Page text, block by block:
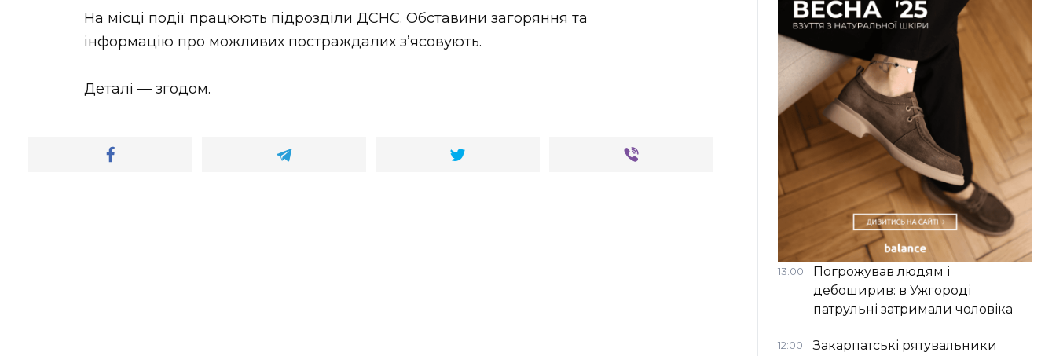
На місці події працюють підрозділи ДСНС. Обставини загоряння та
інформацію про можливих постраждалих з’ясовують.
Деталі — згодом.
13:00
Погрожував людям і
дебоширив: в Ужгороді
патрульні затримали чоловіка
12:00
Закарпатські рятувальники